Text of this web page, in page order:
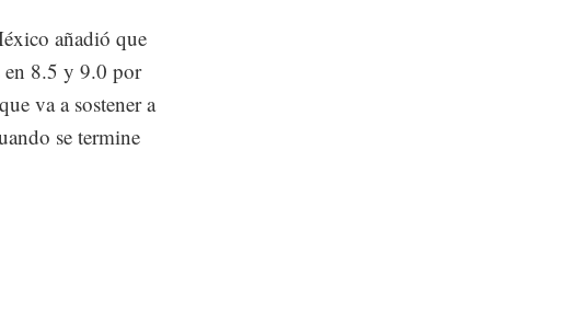
añadió que
en 8.5 y 9.0 por
va a sostener a
se termine